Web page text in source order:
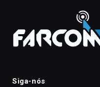
Siga-nós